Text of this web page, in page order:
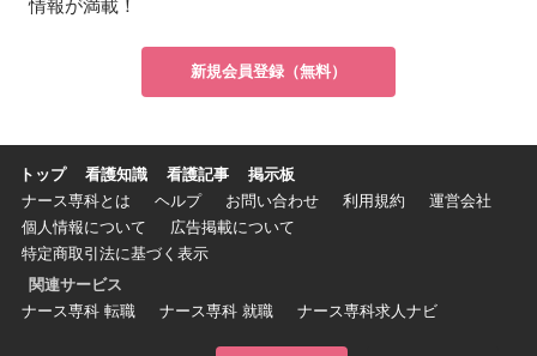
情報が満載！
新規会員登録（無料）
トップ 看護知識 看護記事
掲示板
ナース専科とは
ヘルプ お問い合わせ 利用規約
運営会社
個人情報について
広告掲載について
特定商取引法に基づく表示
関連サービス
ナース専科 転職
ナース専科 就職 ナース専科求人ナビ